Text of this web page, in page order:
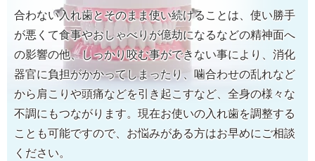
合わない入れ歯とそのまま使い続けることは、使い勝手
が悪くて食事やおしゃべりが億劫になるなどの精神面へ
の影響の他、しっかり咬む事ができない事により、消化
器官に負担がかかってしまったり、噛合わせの乱れなど
から肩こりや頭痛などを引き起こすなど、全身の様々な
不調にもつながります。現在お使いの入れ歯を調整する
ことも可能ですので、お悩みがある方はお早めにご相談
ください。